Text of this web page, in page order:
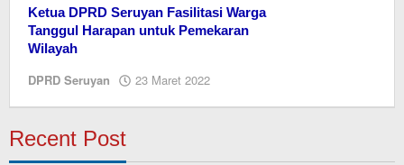
Ketua DPRD Seruyan Fasilitasi Warga
Tanggul Harapan untuk Pemekaran
Wilayah
DPRD Seruyan 23 Maret 2022
kaltengonline.com
Recent Post